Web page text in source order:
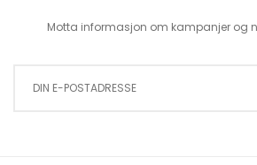
Motta informasjon om kampanjer og